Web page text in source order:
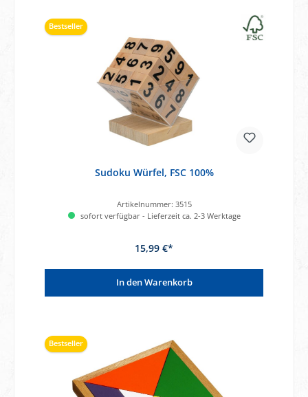
Bestseller
Sudoku Würfel, FSC 100%
Artikelnummer: 3515
sofort verfügbar - Lieferzeit ca. 2-3 Werktage
15,99 €*
In den Warenkorb
Bestseller